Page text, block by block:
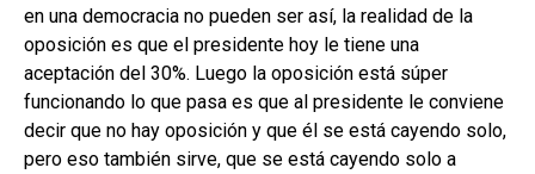
en una democracia no pueden ser así, la realidad de la
oposición es que el presidente hoy le tiene una
aceptación del 30%. Luego la oposición está súper
funcionando lo que pasa es que al presidente le conviene
decir que no hay oposición y que él se está cayendo solo,
pero eso también sirve, que se está cayendo solo a